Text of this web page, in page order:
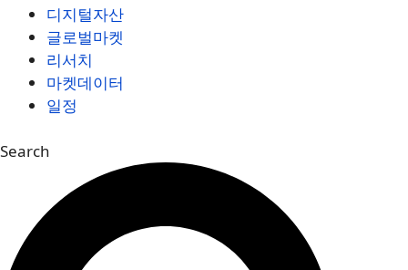
디지털자산
글로벌마켓
리서치
마켓데이터
일정
Search